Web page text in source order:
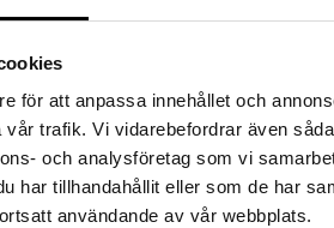
för att anpassa innehållet och
trafik. Vi vidarebefordrar även
och analysföretag som vi
har tillhandahållit eller som de har
användande av vår webbplats.
20 cm.